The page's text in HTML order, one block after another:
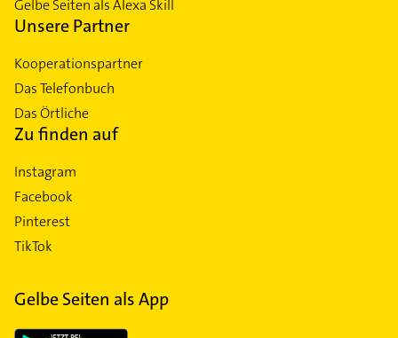
Gelbe Seiten als Alexa Skill
Unsere Partner
Kooperationspartner
Das Telefonbuch
Das Örtliche
Zu finden auf
Instagram
Facebook
Pinterest
TikTok
Gelbe Seiten als App